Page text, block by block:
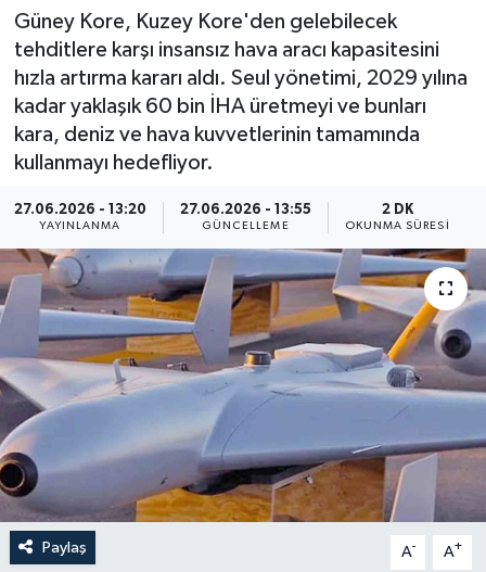
Güney Kore, Kuzey Kore'den gelebilecek
tehditlere karşı insansız hava aracı kapasitesini
hızla artırma kararı aldı. Seul yönetimi, 2029 yılına
kadar yaklaşık 60 bin İHA üretmeyi ve bunları
kara, deniz ve hava kuvvetlerinin tamamında
kullanmayı hedefliyor.
27.06.2026 - 13:20
YAYINLANMA
27.06.2026 - 13:55
GÜNCELLEME
2 DK
OKUNMA SÜRESI
Paylaş A- A+
Sağlık
Si̇yaset
Spor
Anali̇z
Bi̇li̇m & Teknoloji̇
Dünya
Son Dakika Haberleri
Haber Arşivi